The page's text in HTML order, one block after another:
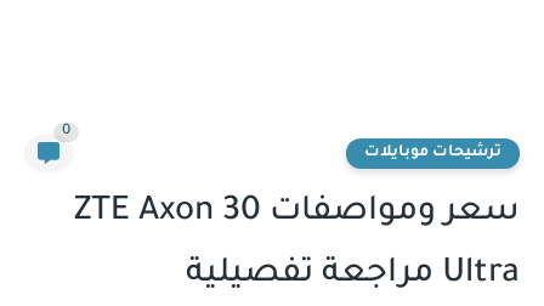
ترشيحات موبايلات
0
سعر ومواصفات ZTE Axon 30
Ultra مراجعة تفصيلية